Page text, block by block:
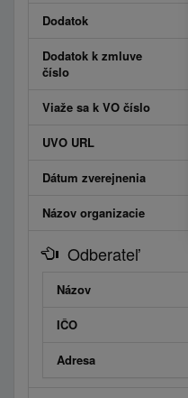
Dodatok
Dodatok k zmluve
číslo
Viaže sa k VO číslo
UVO URL
Dátum zverejnenia
Názov organizacie
Odberateľ
Názov
IČO
Adresa